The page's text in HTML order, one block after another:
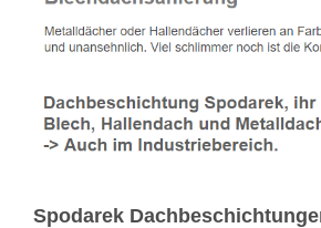
Spodarek